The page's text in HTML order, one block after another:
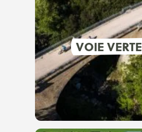
VOIE VERTE